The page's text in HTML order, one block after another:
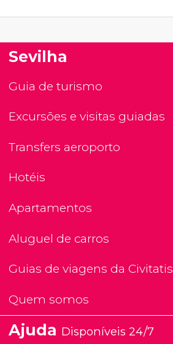
Sevilha
Guia de turismo
Excursões e visitas guiadas
Transfers aeroporto
Hotéis
Apartamentos
Aluguel de carros
Guias de viagens da Civitatis
Quem somos
Ajuda Disponíveis 24/7